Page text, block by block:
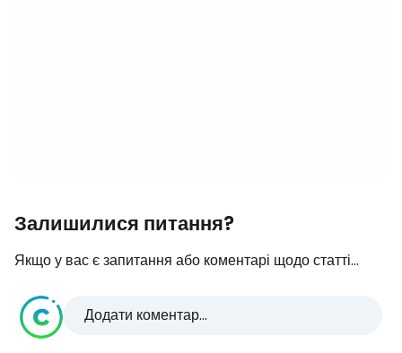
Залишилися питання?
Якщо у вас є запитання або коментарі щодо статті...
Додати коментар...